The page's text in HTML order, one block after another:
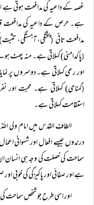
غصہ کے داعیہ کی مدافعت ہوتی ہے
ہے۔ حرص کے داعیہ کی مدافعت
مدافعت تانی(پختگی، آہستگی،
(پاکدامنی) کہلاتی ہے۔ منہ پھٹ
اور رعی کہلاتی ہے۔ دوسروں پر
(گمنامی) کہلاتی ہے۔ محبت
استقامت کہلاتی ہے۔
الطاف القدس میں امام ولی
درندوں جیسے افعال اور شہوانی
سماحت کی خصلت کی وجہ ہی
ہے اور صفائی اور پاکیزگی کی
اور اسی طرح جو شخص سماحت